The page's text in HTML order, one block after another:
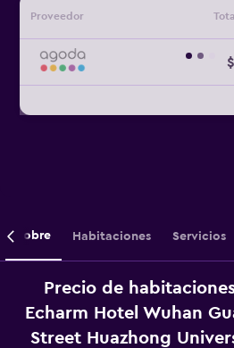
Proveedor
Sobre Habitaciones Servicios
Precio de
Echarm Hotel Wuhan
Street Huazhong